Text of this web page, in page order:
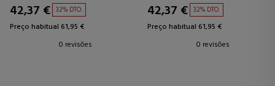
42,37 € 32% DTO.
Preço habitual 61,95 €
0 revisões
42,37 € 32% DTO.
Preço habitual 61,95 €
0 revisões